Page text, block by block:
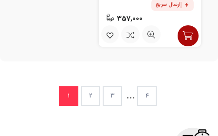
ارسال سریع
357,000
1 2 3 ... 4